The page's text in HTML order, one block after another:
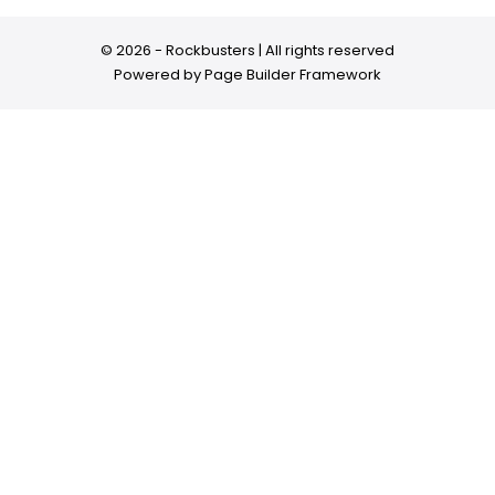
© 2026 - Rockbusters | All rights reserved
Powered byPage Builder Framework